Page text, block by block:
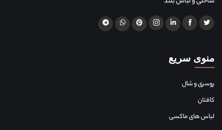
منوی سریع
روسری و شال
کافتان
لباس های ماکسی